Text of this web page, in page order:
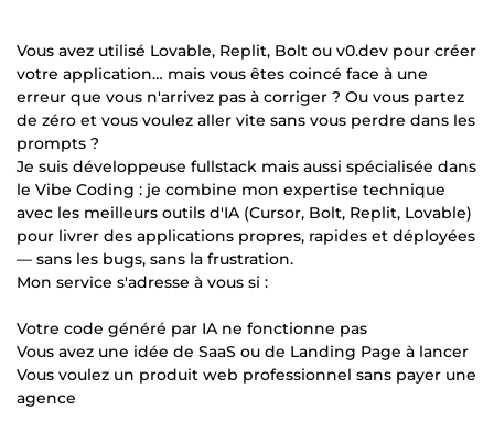
Vous avez utilisé Lovable, Replit, Bolt ou v0.dev pour créer
votre application… mais vous êtes coincé face à une
erreur que vous n'arrivez pas à corriger ? Ou vous partez
de zéro et vous voulez aller vite sans vous perdre dans les
prompts ?
Je suis développeuse fullstack mais aussi spécialisée dans
le Vibe Coding : je combine mon expertise technique
avec les meilleurs outils d'IA (Cursor, Bolt, Replit, Lovable)
pour livrer des applications propres, rapides et déployées
— sans les bugs, sans la frustration.
Mon service s'adresse à vous si :
Votre code généré par IA ne fonctionne pas
Vous avez une idée de SaaS ou de Landing Page à lancer
Vous voulez un produit web professionnel sans payer une
agence